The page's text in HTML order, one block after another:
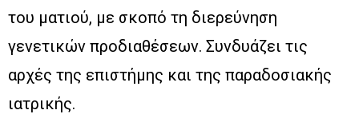
του ματιού, με σκοπό τη διερεύνηση
γενετικών προδιαθέσεων. Συνδυάζει τις
αρχές της επιστήμης και της παραδοσιακής
ιατρικής.